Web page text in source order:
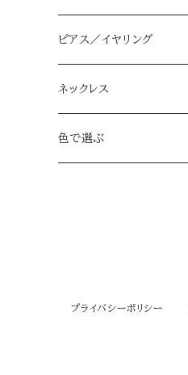
ピアス／イヤリング
ハーフムーン L/M
アイボリー
ドロップ大
ネックレス
色で選ぶ
プライバシーポリシー